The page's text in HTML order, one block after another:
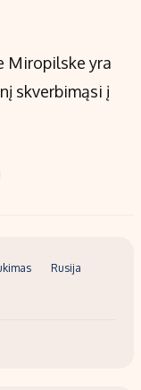
Miropilske yra
skverbimąsi į
Rusija